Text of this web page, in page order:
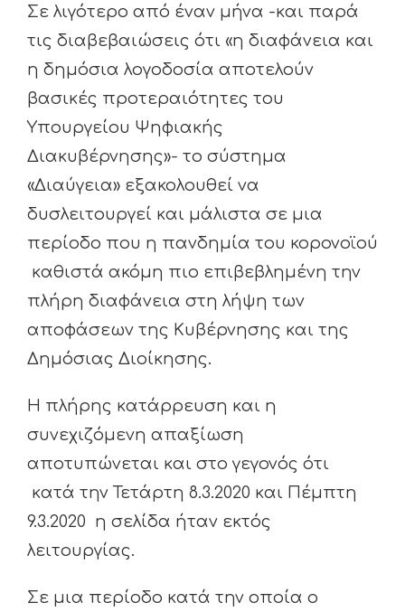
Σε λιγότερο από έναν μήνα -και παρά
τις διαβεβαιώσεις ότι «η διαφάνεια και
η δημόσια λογοδοσία αποτελούν
βασικές προτεραιότητες του
Υπουργείου Ψηφιακής
Διακυβέρνησης»- το σύστημα
«Διαύγεια» εξακολουθεί να
δυσλειτουργεί και μάλιστα σε μια
περίοδο που η πανδημία του κορονοϊού
καθιστά ακόμη πιο επιβεβλημένη την
πλήρη διαφάνεια στη λήψη των
αποφάσεων της Κυβέρνησης και της
Δημόσιας Διοίκησης.
Η πλήρης κατάρρευση και η
συνεχιζόμενη απαξίωση
αποτυπώνεται και στο γεγονός ότι
κατά την Τετάρτη 8.3.2020 και Πέμπτη
9.3.2020 η σελίδα ήταν εκτός
λειτουργίας.
Σε μια περίοδο κατά την οποία ο